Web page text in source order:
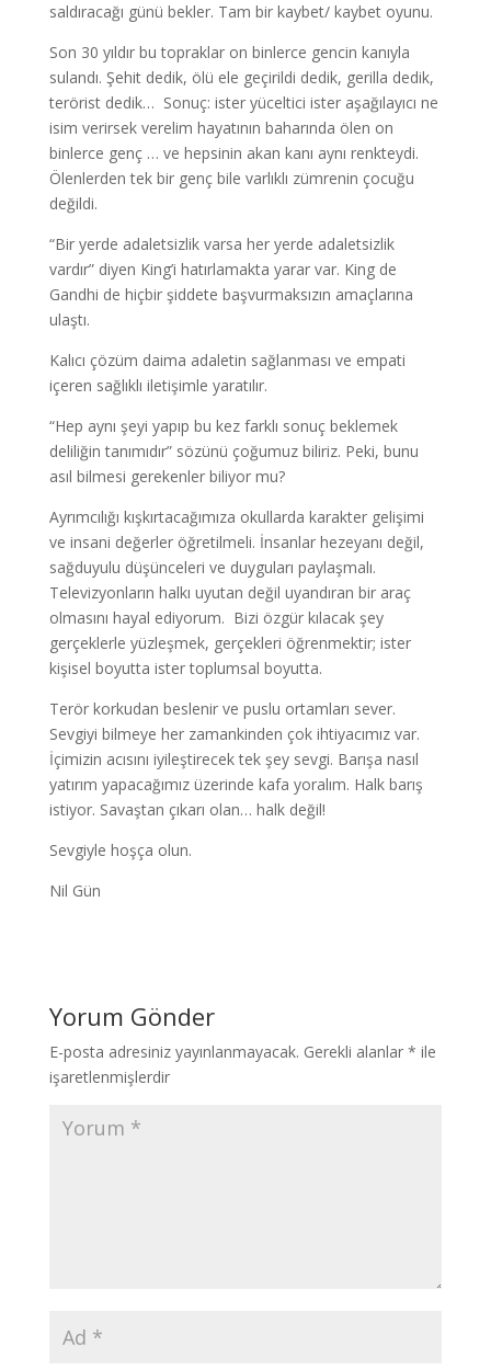
saldıracağı günü bekler. Tam bir kaybet/ kaybet oyunu.
Son 30 yıldır bu topraklar on binlerce gencin kanıyla
sulandı. Şehit dedik, ölü ele geçirildi dedik, gerilla dedik,
terörist dedik… Sonuç: ister yüceltici ister aşağılayıcı ne
isim verirsek verelim hayatının baharında ölen on
binlerce genç … ve hepsinin akan kanı aynı renkteydi.
Ölenlerden tek bir genç bile varlıklı zümrenin çocuğu
değildi.
“Bir yerde adaletsizlik varsa her yerde adaletsizlik
vardır” diyen King’i hatırlamakta yarar var. King de
Gandhi de hiçbir şiddete başvurmaksızın amaçlarına
ulaştı.
Kalıcı çözüm daima adaletin sağlanması ve empati
içeren sağlıklı iletişimle yaratılır.
“Hep aynı şeyi yapıp bu kez farklı sonuç beklemek
deliliğin tanımıdır” sözünü çoğumuz biliriz. Peki, bunu
asıl bilmesi gerekenler biliyor mu?
Ayrımcılığı kışkırtacağımıza okullarda karakter gelişimi
ve insani değerler öğretilmeli. İnsanlar hezeyanı değil,
sağduyulu düşünceleri ve duyguları paylaşmalı.
Televizyonların halkı uyutan değil uyandıran bir araç
olmasını hayal ediyorum. Bizi özgür kılacak şey
gerçeklerle yüzleşmek, gerçekleri öğrenmektir; ister
kişisel boyutta ister toplumsal boyutta.
Terör korkudan beslenir ve puslu ortamları sever.
Sevgiyi bilmeye her zamankinden çok ihtiyacımız var.
İçimizin acısını iyileştirecek tek şey sevgi. Barışa nasıl
yatırım yapacağımız üzerinde kafa yoralım. Halk barış
istiyor. Savaştan çıkarı olan… halk değil!
Sevgiyle hoşça olun.
Nil Gün
Yorum Gönder
E-posta adresiniz yayınlanmayacak. Gerekli alanlar * ile
işaretlenmişlerdir